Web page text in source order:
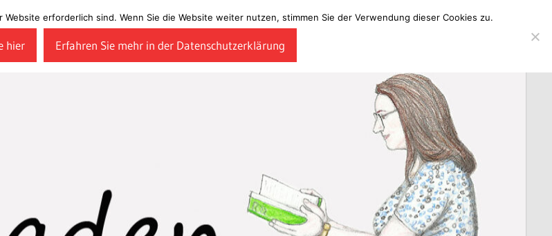
erforderlich sind. Wenn Sie die Website weiter nutzen, stimmen Sie der Verwendung dieser Cookies zu.
hier Erfahren Sie mehr in der Datenschutzerklärung